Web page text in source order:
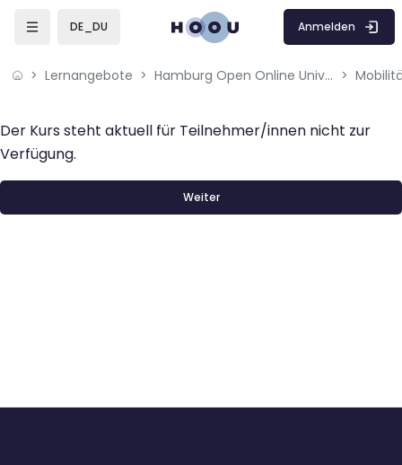
DE_DU Anmelden
Lernangebote Hamburg Open Online University
Der Kurs steht aktuell für Teilnehmer/innen nicht zur
Verfügung.
Weiter